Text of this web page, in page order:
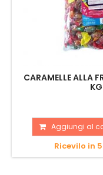
CARAMELLE ALLA
KG
Aggiungi al
Ricevilo in